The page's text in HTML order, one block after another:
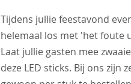
Tijdens jullie feestavond
helemaal los met 'het foute
Laat jullie gasten mee
deze LED sticks. Bij ons zijn